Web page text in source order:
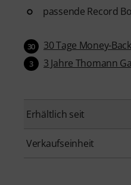
passende Record
30 30 Tage Money-
3 3 Jahre Thomann
Erhältlich seit
Verkaufseinheit